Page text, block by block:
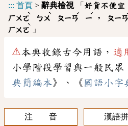
::: 首頁 > 辭典檢視「 好貨不便
ㄏㄨㄛ
ˋ
ㄅㄨ
ˋ
ㄆㄧㄢ
ˊ
ㄧ
ˊ
， ㄆㄧㄢ
ㄏㄨㄛ
ˋ
」
⚠本典收錄古今用語， 適
小學階段學習與一般民眾
典簡編本》、《 國語小字
注 音
漢語